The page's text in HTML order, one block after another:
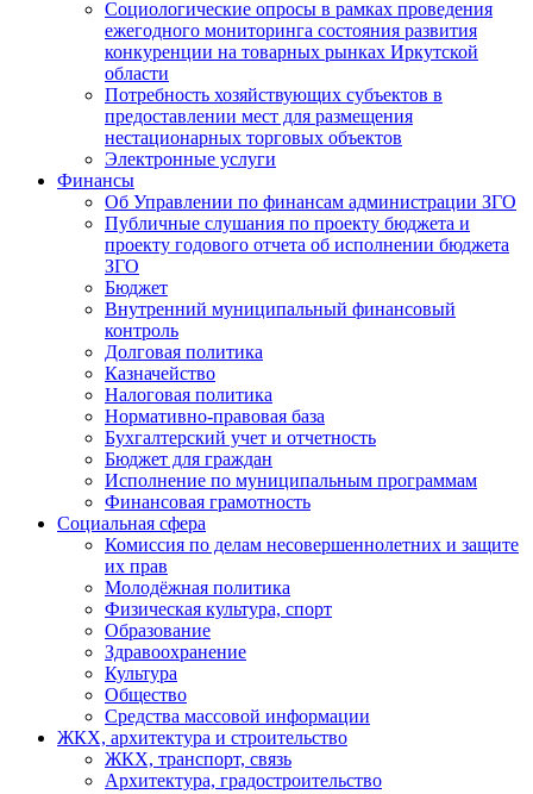
Социологические опросы в рамках проведения
ежегодного мониторинга состояния развития
конкуренции на товарных рынках Иркутской
области
Потребность хозяйствующих субъектов в
предоставлении мест для размещения
нестационарных торговых объектов
Электронные услуги
Финансы
Об Управлении по финансам администрации ЗГО
Публичные слушания по проекту бюджета и
проекту годового отчета об исполнении бюджета
ЗГО
Бюджет
Внутренний муниципальный финансовый
контроль
Долговая политика
Казначейство
Налоговая политика
Нормативно-правовая база
Бухгалтерский учет и отчетность
Бюджет для граждан
Исполнение по муниципальным программам
Финансовая грамотность
Социальная сфера
Комиссия по делам несовершеннолетних и защите
их прав
Молодёжная политика
Физическая культура, спорт
Образование
Здравоохранение
Культура
Общество
Средства массовой информации
ЖКХ, архитектура и строительство
ЖКХ, транспорт, связь
Архитектура, градостроительство